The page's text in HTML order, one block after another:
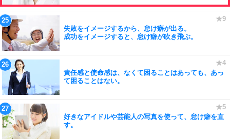
失敗をイメージするから、怠け癖が出る。
成功をイメージすると、怠け癖が吹き飛ぶ。
責任感と使命感は、なくて困ることはあっても、あっ
て困ることはない。
好きなアイドルや芸能人の写真を使って、怠け癖を直
す。